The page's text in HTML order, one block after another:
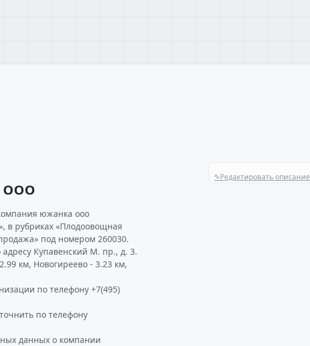
✎Редактировать описание
ООО
южанка ооо
в рубриках «Плодоовощная
под номером 260030.
Купавенский М. пр., д. 3.
км, Новогиреево - 3.23 км,
по телефону +7(495)
по телефону
данных о компании